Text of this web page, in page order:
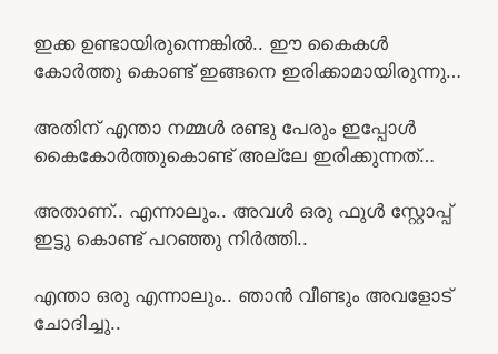
ഇക്ക ഉണ്ടായിരുന്നെങ്കിൽ.. ഈ കൈകൾ
കോർത്തു കൊണ്ട് ഇങ്ങനെ ഇരിക്കാമായിരുന്നു…
അതിന് എന്താ നമ്മൾ രണ്ടു പേരും ഇപ്പോൾ
കൈകോർത്തുകൊണ്ട് അല്ലേ ഇരിക്കുന്നത്…
അതാണ്.. എന്നാലും.. അവൾ ഒരു ഫുൾ സ്റ്റോപ്പ്‌
ഇട്ടു കൊണ്ട് പറഞ്ഞു നിർത്തി..
എന്താ ഒരു എന്നാലും.. ഞാൻ വീണ്ടും അവളോട്‌
ചോദിച്ചു..